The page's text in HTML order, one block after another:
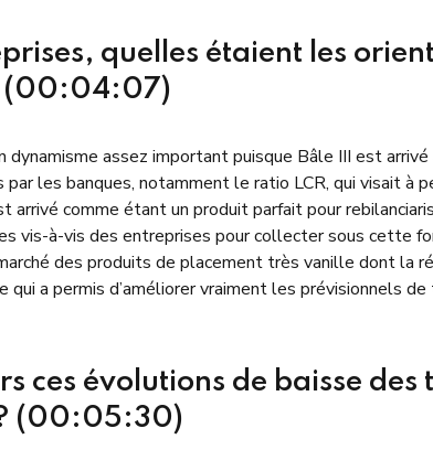
quelles étaient les
(00:04:07)
assez important puisque Bâle III est
les banques, notamment le ratio LCR, qui visait à
comme étant un produit parfait pour
vis-à-vis des entreprises pour collecter sous cette
des produits de placement très vanille dont la
qui a permis d’améliorer vraiment les prévisionnels
ces évolutions de baisse des
(00:05:30)